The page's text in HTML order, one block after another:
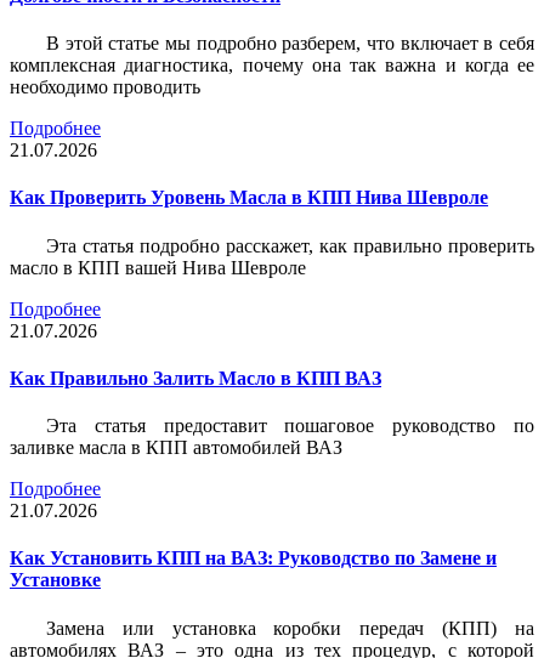
В этой статье мы подробно разберем, что включает в себя
комплексная диагностика, почему она так важна и когда ее
необходимо проводить
Подробнее
21.07.2026
Как Проверить Уровень Масла в КПП Нива Шевроле
Эта статья подробно расскажет, как правильно проверить
масло в КПП вашей Нива Шевроле
Подробнее
21.07.2026
Как Правильно Залить Масло в КПП ВАЗ
Эта статья предоставит пошаговое руководство по
заливке масла в КПП автомобилей ВАЗ
Подробнее
21.07.2026
Как Установить КПП на ВАЗ: Руководство по Замене и
Установке
Замена или установка коробки передач (КПП) на
автомобилях ВАЗ – это одна из тех процедур, с которой